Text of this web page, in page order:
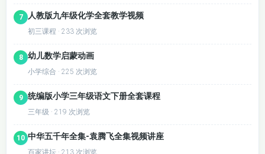
7 人教版九年级化学全套教学视频
初三课程 · 233 次浏览
8 幼儿数学启蒙动画
小学综合 · 225 次浏览
9 统编版小学三年级语文下册全套课程
三年级 · 219 次浏览
10 中华五千年全集-袁腾飞全集视频讲座